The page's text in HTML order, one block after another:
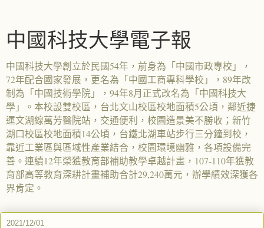
中國科技大學電子報
中國科技大學創立於民國54年，前身為「中國市政專校」，
72年配合國家發展，更名為「中國工商專科學校」，89年改
制為「中國技術學院」，94年8月正式改名為「中國科技大
學」。本校設雙校區，台北文山校區校地面積5公頃，鄰近捷
運文湖線萬芳醫院站，交通便利，校園造景美不勝收；新竹
湖口校區校地面積14公頃，台鐵北湖車站步行三分鐘到校，
靠近工業區與區域性產業結合，校園環境幽雅，各項設備完
善。連續12年榮獲教育部補助教學卓越計畫，107-110年獲教
育部高等教育深耕計畫補助合計29,240萬元，辦學績效深獲各
界肯定。
2021/12/01